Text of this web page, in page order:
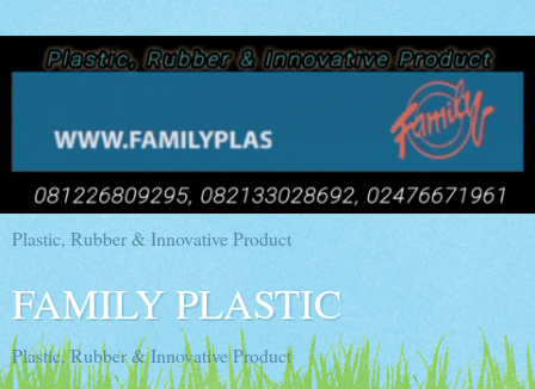
Plastic, Rubber & Innovative Product
FAMILY PLASTIC
Plastic, Rubber & Innovative Product